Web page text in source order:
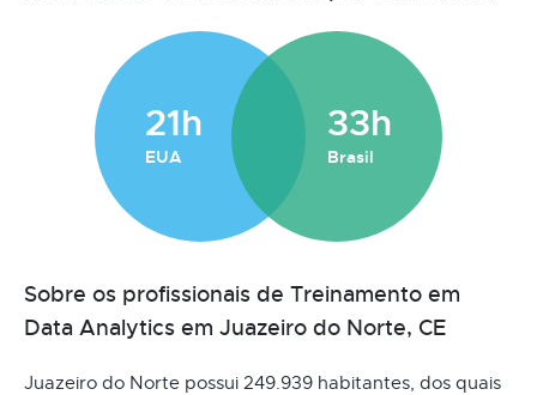
21h
EUA
33h
Brasil
Sobre os profissionais de Treinamento em
Data Analytics em Juazeiro do Norte, CE
Juazeiro do Norte possui 249.939 habitantes, dos quais